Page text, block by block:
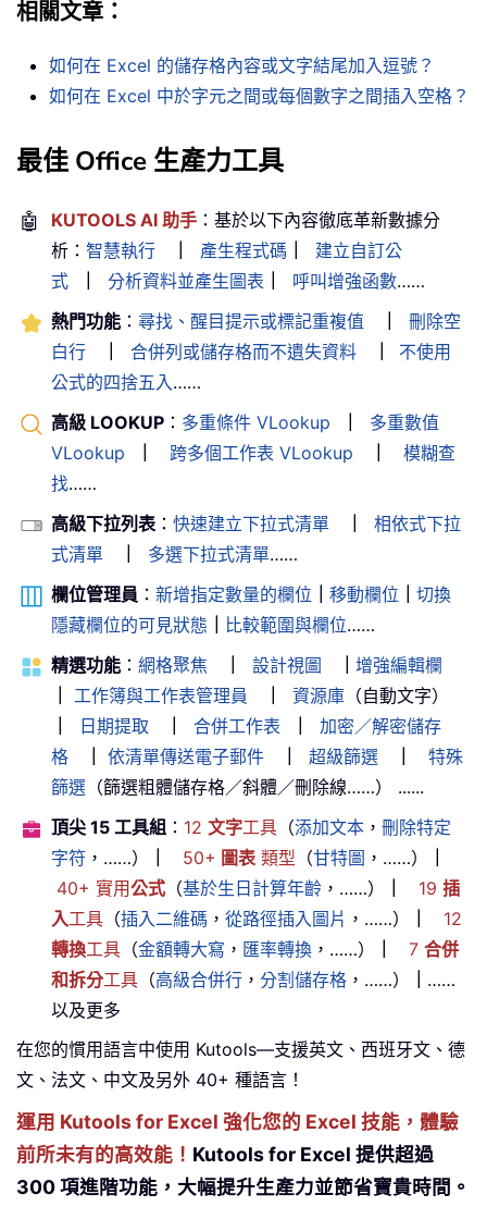
相關文章：
如何在 Excel 的儲存格內容或文字結尾加入逗號？
如何在 Excel 中於字元之間或每個數字之間插入空格？
最佳 Office 生產力工具
🤖 KUTOOLS AI 助手 ：基於以下內容徹底革新數據分
析： 智慧執行 產生程式碼
建立自訂公
式
分析資料並產生圖表 呼叫增強函數……
熱門功能 ： 尋找、醒目提示或標記重複值
刪除空
白行
合併列或儲存格而不遺失資料
不使用
公式的四捨五入……
高級 LOOKUP ： 多重條件 VLookup
多重數值
VLookup
跨多個工作表 VLookup
模糊查
找……
高級下拉列表： 快速建立下拉式清單
相依式下拉
式清單
多選下拉式清單……
欄位管理員 ： 新增指定數量的欄位 移動欄位
切換
隱藏欄位的可見狀態
比較範圍與欄位……
精選功能 ： 網格聚焦 設計視圖
增強編輯欄
工作簿與工作表管理員 資源庫 （自動文字）
日期提取 合併工作表
加密／解密儲存
格
依清單傳送電子郵件 超級篩選
特殊
篩選 （篩選粗體儲存格／斜體／刪除線……） ......
頂尖 15 工具組 ： 12 文字工具 （添加文本 ， 刪除特定
字符 ，……） 50+ 圖表類型 （甘特圖 ，……）
40+ 實用公式 （基於生日計算年齡 ，……） 19 插
入工具 （插入二維碼 ， 從路徑插入圖片 ，……）
12
轉換工具 （金額轉大寫 ， 匯率轉換 ，……） 7 合併
和拆分工具 （高級合併行 ， 分割儲存格 ，……）
……
以及更多
在您的慣用語言中使用 Kutools—支援英文、西班牙文、德
文、法文、中文及另外 40+ 種語言！
運用 Kutools for Excel 強化您的 Excel 技能，體驗
前所未有的高效能！ Kutools for Excel 提供超過
300 項進階功能，大幅提升生產力並節省寶貴時間。